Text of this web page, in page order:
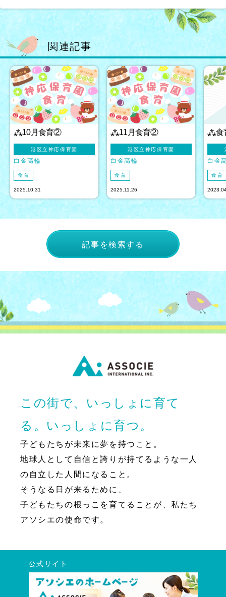
関連記事
⁂10月食育②
港区立神応保育園
白金高輪
食育
2025.10.31
⁂11月食育②
港区立神応保育園
白金高輪
食育
2025.11.26
⁂食
白金
食育
記事を検索する
この街で、いっしょに育て
る。いっしょに育つ。
子どもたちが未来に夢を持つこと。
地球人として自信と誇りが持てるような一人
の自立した人間になること。
そうなる日が来るために、
子どもたちの根っこを育てることが、私たち
アソシエの使命です。
公式サイト